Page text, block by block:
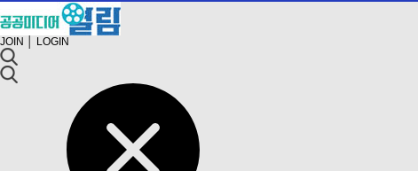
JOIN LOGIN